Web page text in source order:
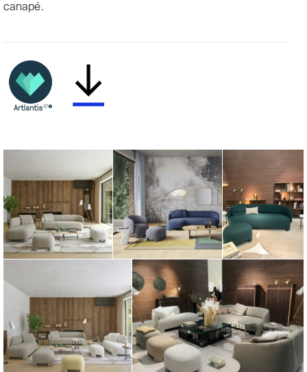
canapé.